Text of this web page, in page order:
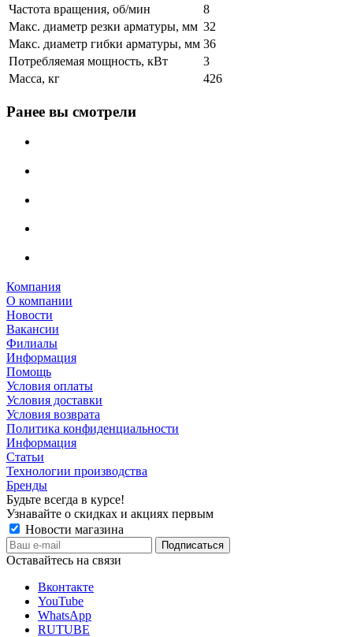
Частота вращения, об/мин
8
Макс. диаметр резки арматуры, мм 32
Макс. диаметр гибки арматуры, мм 36
Потребляемая мощность, кВт
3
Масса, кг
426
Ранее вы смотрели
Компания
О компании
Новости
Вакансии
Филиалы
Информация
Помощь
Условия оплаты
Условия доставки
Условия возврата
Политика конфиденциальности
Информация
Статьи
Технологии производства
Бренды
Будьте всегда в курсе!
Узнавайте о скидках и акциях первым
Новости магазина
Оставайтесь на связи
Вконтакте
YouTube
WhatsApp
RUTUBE